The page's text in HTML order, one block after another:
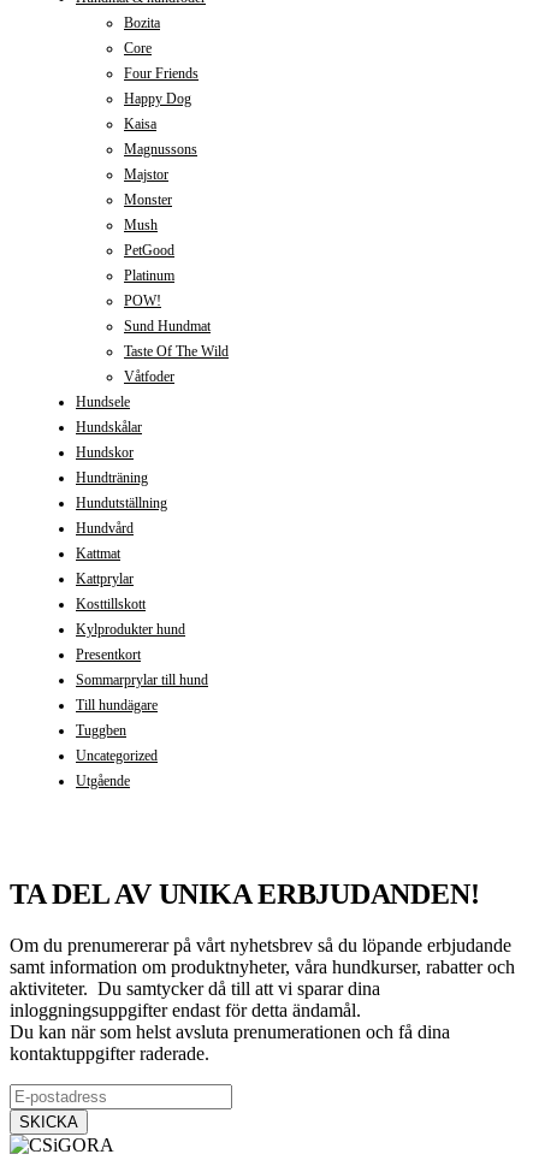
Bozita
Core
Four Friends
Happy Dog
Kaisa
Magnussons
Majstor
Monster
Mush
PetGood
Platinum
POW!
Sund Hundmat
Taste Of The Wild
Våtfoder
Hundsele
Hundskålar
Hundskor
Hundträning
Hundutställning
Hundvård
Kattmat
Kattprylar
Kosttillskott
Kylprodukter hund
Presentkort
Sommarprylar till hund
Till hundägare
Tuggben
Uncategorized
Utgående
TA DEL AV UNIKA ERBJUDANDEN!
Om du prenumererar på vårt nyhetsbrev så du löpande erbjudande
samt information om produktnyheter, våra hundkurser, rabatter och
aktiviteter. Du samtycker då till att vi sparar dina
inloggningsuppgifter endast för detta ändamål.
Du kan när som helst avsluta prenumerationen och få dina
kontaktuppgifter raderade.